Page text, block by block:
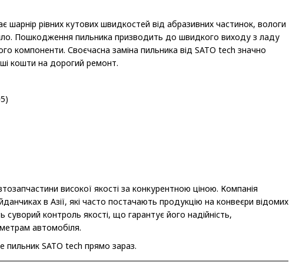
рівних кутових швидкостей від абразивних частинок, вологи
Пошкодження пильника призводить до швидкого виходу з ладу
компоненти. Своєчасна заміна пильника від SATO tech значно
кошти на дорогий ремонт.
високої якості за конкурентною ціною. Компанія
в Азії, які часто постачають продукцію на конвеєри відомих
контроль якості, що гарантує його надійність,
автомобіля.
пильник SATO tech прямо зараз.